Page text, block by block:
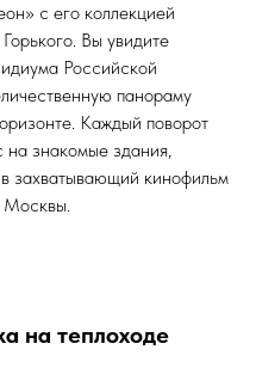
с его коллекцией
Вы увидите
Российской
панораму
Каждый поворот
на знакомые здания,
захватывающий кинофильм
Москвы.
на теплоходе